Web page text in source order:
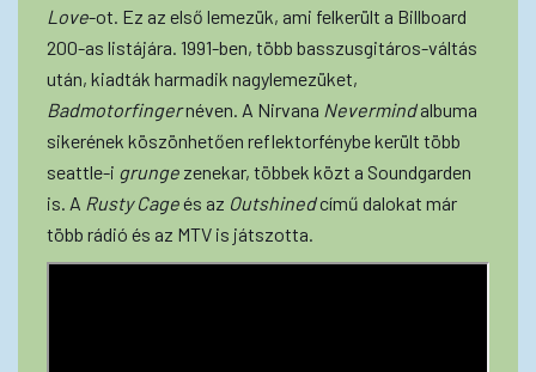
Love-ot. Ez az első lemezük, ami felkerült a Billboard
200-as listájára. 1991-ben, több basszusgitáros-váltás
után, kiadták harmadik nagylemezüket,
Badmotorfingernéven. A Nirvana Nevermindalbuma
sikerének köszönhetően reflektorfénybe került több
seattle-i grunge zenekar, többek közt a Soundgarden
is. A Rusty Cageés az Outshinedcímű dalokat már
több rádió és az MTV is játszotta.